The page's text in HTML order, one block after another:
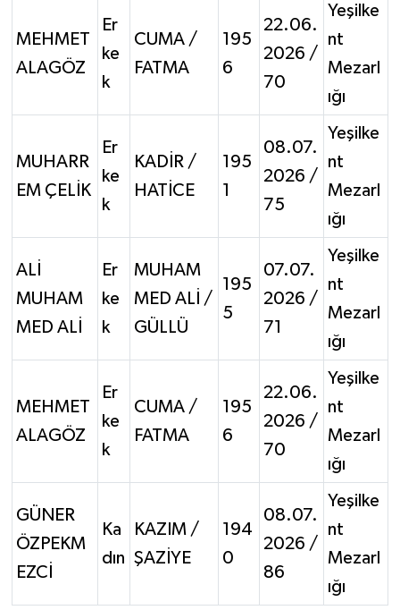
MEHMET
ALAGÖZ
Er
ke
k
CUMA /
FATMA
195
6
22.06.
2026 /
70
Yeşilke
nt
Mezarl
ığı
MUHARR
EM ÇELİK
Er
ke
k
KADİR /
HATİCE
195
1
08.07.
2026 /
75
Yeşilke
nt
Mezarl
ığı
ALİ
MUHAM
MED ALİ
Er
ke
k
MUHAM
MED ALİ /
GÜLLÜ
195
5
07.07.
2026 /
71
Yeşilke
nt
Mezarl
ığı
MEHMET
ALAGÖZ
Er
ke
k
CUMA /
FATMA
195
6
22.06.
2026 /
70
Yeşilke
nt
Mezarl
ığı
GÜNER
ÖZPEKM
EZCİ
Ka
dın
KAZIM /
ŞAZİYE
194
0
08.07.
2026 /
86
Yeşilke
nt
Mezarl
ığı